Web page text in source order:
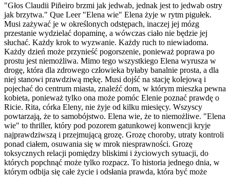
"Głos Claudii Piñeiro brzmi jak jedwab, jednak jest to jedwab ostry
jak brzytwa." Que Leer "Elena wie" Elena żyje w rytm pigułek.
Musi zażywać je w określonych odstępach, inaczej jej mózg
przestanie wydzielać dopaminę, a wówczas ciało nie będzie jej
słuchać. Każdy krok to wyzwanie. Każdy ruch to niewiadoma.
Każdy dzień może przynieść pogorszenie, ponieważ poprawa po
prostu jest niemożliwa. Mimo tego wszystkiego Elena wyrusza w
drogę, która dla zdrowego człowieka byłaby banalnie prosta, a dla
niej stanowi prawdziwą mękę. Musi dojść na stację kolejową i
pojechać do centrum miasta, znaleźć dom, w którym mieszka pewna
kobieta, ponieważ tylko ona może pomóc Elenie poznać prawdę o
Ricie. Rita, córka Eleny, nie żyje od kilku miesięcy. Wszyscy
powtarzają, że to samobójstwo. Elena wie, że to niemożliwe. "Elena
wie" to thriller, który pod pozorem gatunkowej konwencji kryje
najprawdziwszą i przejmującą grozę. Grozę choroby, utraty kontroli
ponad ciałem, osuwania się w mrok niesprawności. Grozę
toksycznych relacji pomiędzy bliskimi i życiowych sytuacji, do
których popchnąć może tylko rozpacz. To historia jednego dnia, w
którym odbija się całe życie i odsłania prawda, która być może